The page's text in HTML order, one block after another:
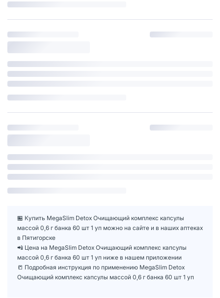
🏪 Купить MegaSlim Detox Очищающий комплекс капсулы
массой 0,6 г банка 60 шт 1 уп можно на сайте и в наших аптеках
в Пятигорске
📲 Цена на MegaSlim Detox Очищающий комплекс капсулы
массой 0,6 г банка 60 шт 1 уп ниже в нашем приложении
📒 Подробная инструкция по применению MegaSlim Detox
Очищающий комплекс капсулы массой 0,6 г банка 60 шт 1 уп